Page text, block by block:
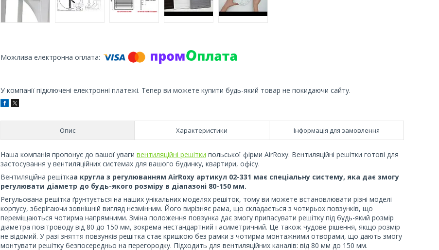
У компанії підключені електронні платежі. Тепер ви можете купити будь-який товар не покидаючи сайту.
Опис Характеристики Інформація для замовлення
Наша компанія пропонує до вашої уваги вентиляційні решітки польської фірми AirRoxy. Вентиляційні решітки готові для
застосування у вентиляційних системах для вашого будинку, квартири, офісу.
Вентиляційна решіткаа кругла з регулюванням AirRoxy артикул 02-331 має спеціальну систему, яка дає змогу
регулювати діаметр до будь-якого розміру в діапазоні 80-150 мм.
Регульована решітка ґрунтується на наших унікальних моделях решіток, тому ви можете встановлювати різні моделі
корпусу, зберігаючи зовнішній вигляд незмінним. Його вирізняє рама, що складається з чотирьох повзунків, що
переміщаються чотирма напрямними. Зміна положення повзунка дає змогу припасувати решітку під будь-який розмір
діаметра повітроводу від 80 до 150 мм, зокрема нестандартний і асиметричний. Це також чудове рішення, якщо розмір
не відомий. У разі зняття повзунків решітка стає кришкою без рамки з чотирма монтажними отворами, що дають змогу
монтувати решітку безпосередньо на перегородку. Підходить для вентиляційних каналів: від 80 мм до 150 мм.